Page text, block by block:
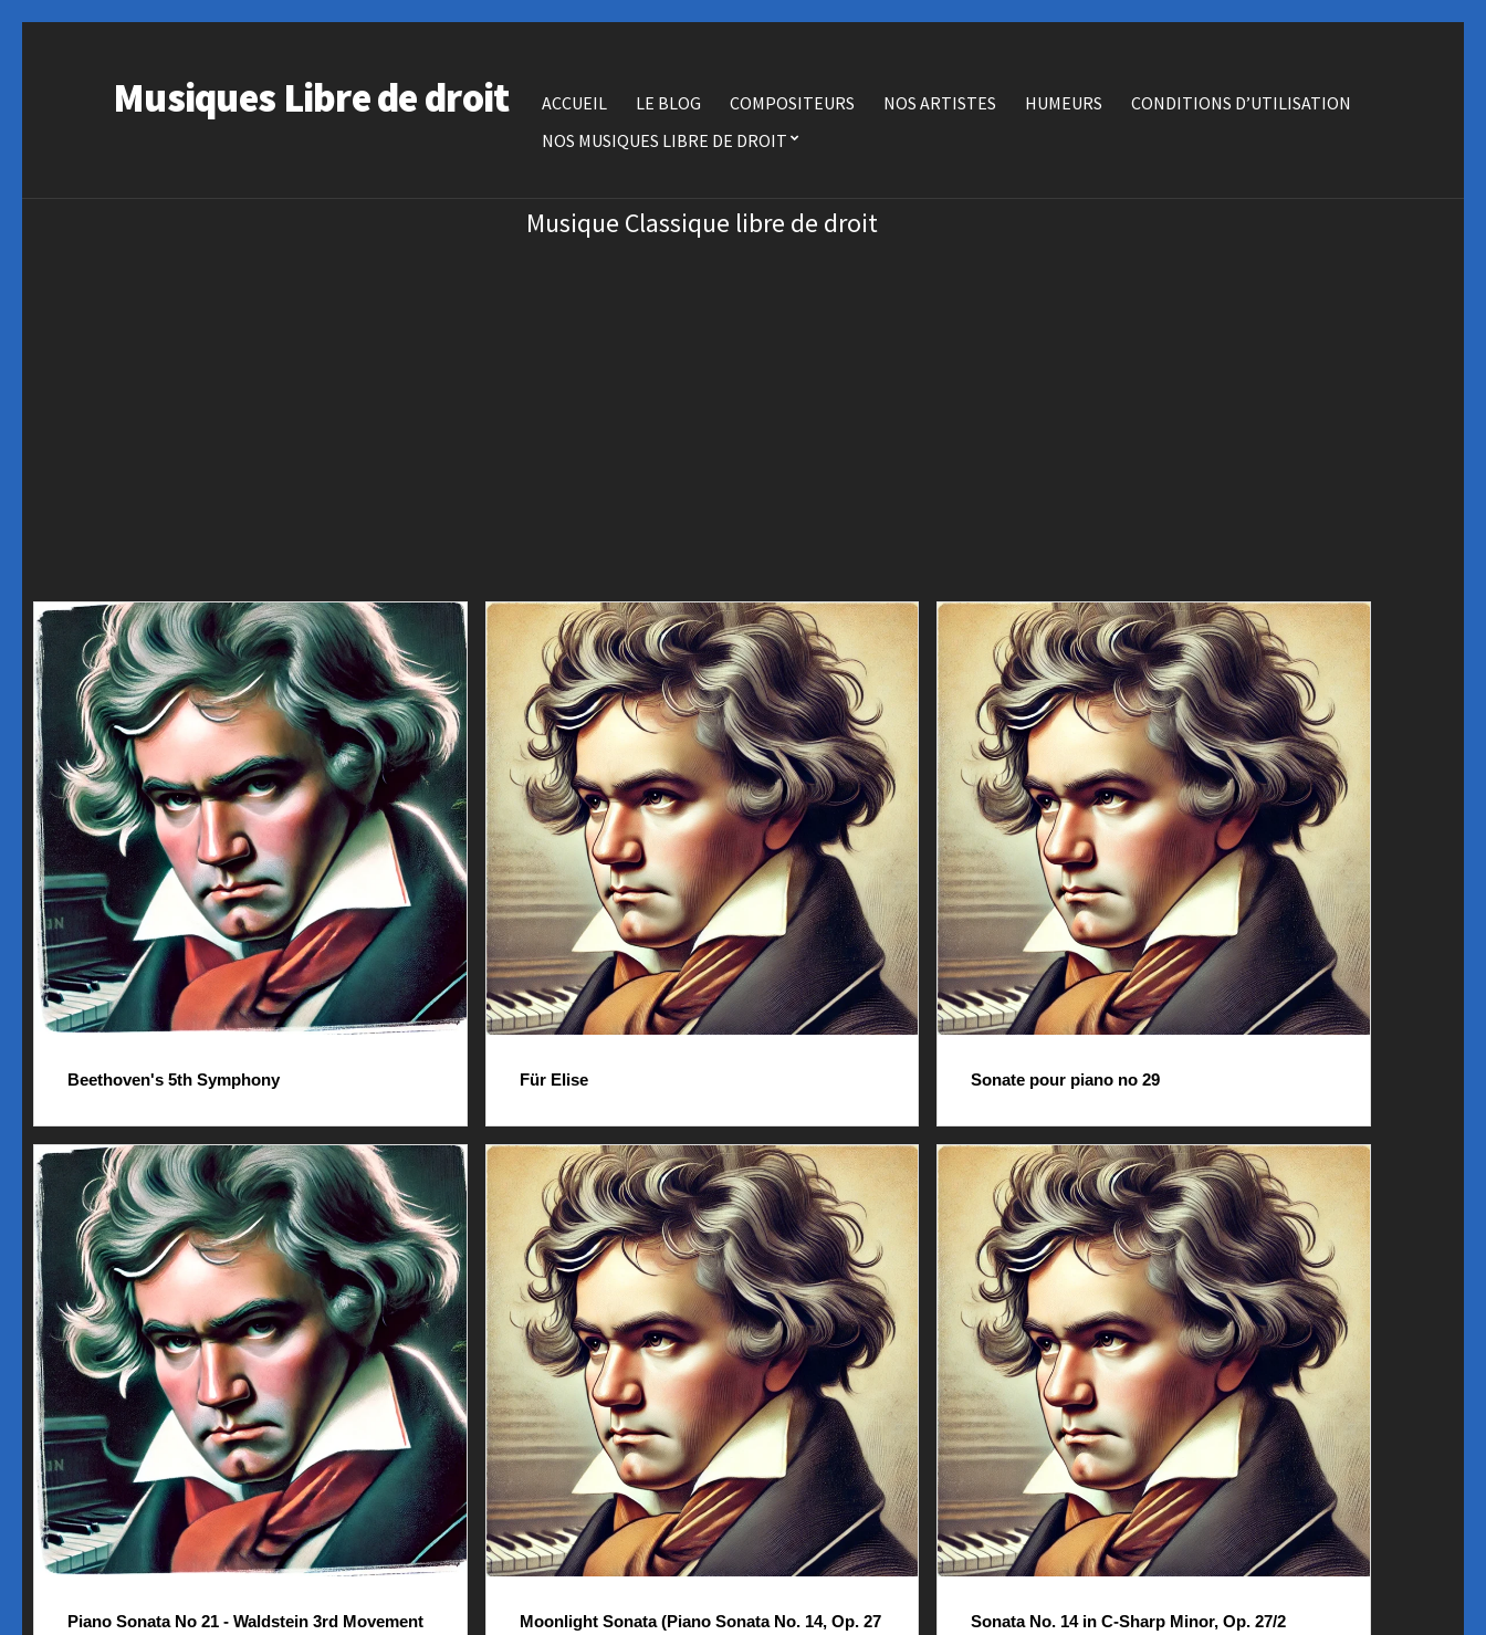
Musiques Libre de droit ACCUEIL LE BLOG COMPOSITEURS NOS ARTISTES HUMEURS
CONDITIONS D’UTILISATION
NOS MUSIQUES LIBRE DE DROIT
Musique Classique libre de droit
Beethoven's 5th Symphony Für Elise Sonate pour piano no 29
Piano Sonata No 21 - Waldstein 3rd Movement
Moonlight Sonata (Piano Sonata No. 14, Op. 27
Sonata No. 14 in C-Sharp Minor, Op. 27/2